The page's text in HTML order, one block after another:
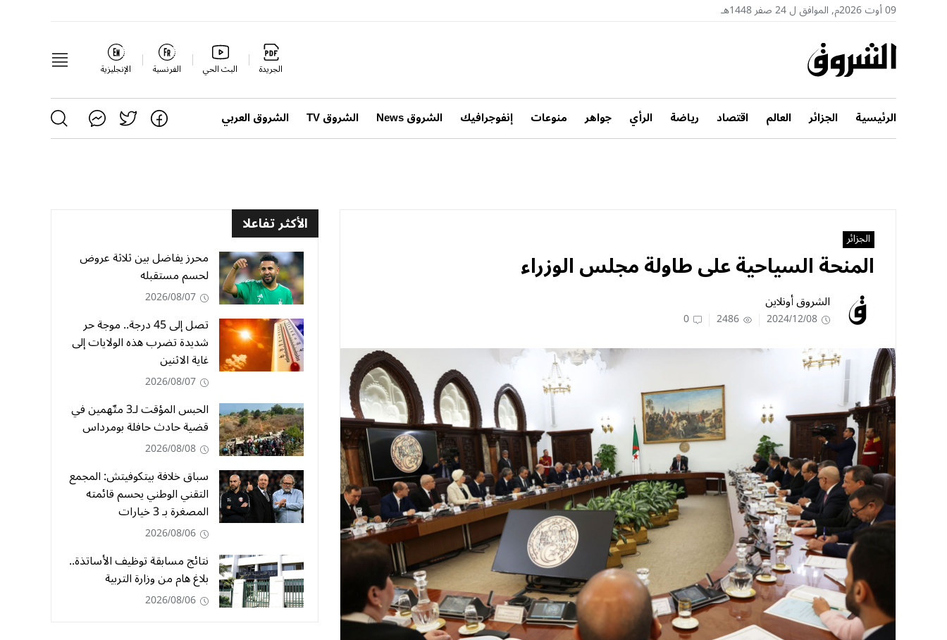
09 أوت 2026م, الموافق ل 24 صفر 1448هـ
الجريدة البث الحي الفرنسية الإنجليزية
الرئيسية الجزائر العالم اقتصاد رياضة الرأي جواهر منوعات إنفوجرافيك الشروق News الشروق TV الشروق العربي
الجزائر
المنحة السياحية على طاولة مجلس الوزراء
الشروق أونلاين
2024/12/08
2486
0
الأكثر تفاعلا
محرز يفاضل بين ثلاثة عروض
لحسم مستقبله
2026/08/07
تصل إلى 45 درجة.. موجة حر
شديدة تضرب هذه الولايات إلى
غاية الاثنين
2026/08/07
الحبس المؤقت لـ3 متّهمين في
قضية حادث حافلة بومرداس
2026/08/08
سباق خلافة بيتكوفيتش: المجمع
التقني الوطني يحسم قائمته
المصغرة بـ 3 خيارات
2026/08/06
نتائج مسابقة توظيف الأساتذة..
بلاغ هام من وزارة التربية
2026/08/06